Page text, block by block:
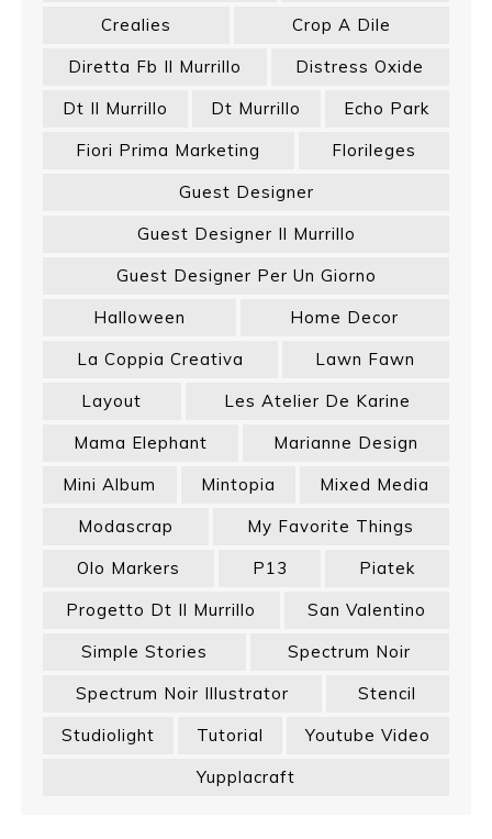
Crealies
Crop A Dile
Diretta Fb Il Murrillo
Distress Oxide
Dt Il Murrillo
Dt Murrillo
Echo Park
Fiori Prima Marketing
Florileges
Guest Designer
Guest Designer Il Murrillo
Guest Designer Per Un Giorno
Halloween
Home Decor
La Coppia Creativa
Lawn Fawn
Layout
Les Atelier De Karine
Mama Elephant
Marianne Design
Mini Album
Mintopia
Mixed Media
Modascrap
My Favorite Things
Olo Markers
P13
Piatek
Progetto Dt Il Murrillo
San Valentino
Simple Stories
Spectrum Noir
Spectrum Noir Illustrator
Stencil
Studiolight
Tutorial
Youtube Video
Yupplacraft